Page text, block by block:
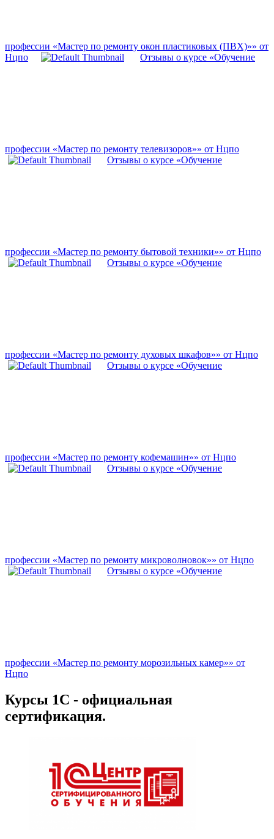
профессии «Мастер по ремонту окон пластиковых (ПВХ)»» от
Нцпо
Отзывы о курсе «Обучение
профессии «Мастер по ремонту телевизоров»» от Нцпо
Отзывы о курсе «Обучение
профессии «Мастер по ремонту бытовой техники»» от Нцпо
Отзывы о курсе «Обучение
профессии «Мастер по ремонту духовых шкафов»» от Нцпо
Отзывы о курсе «Обучение
профессии «Мастер по ремонту кофемашин»» от Нцпо
Отзывы о курсе «Обучение
профессии «Мастер по ремонту микроволновок»» от Нцпо
Отзывы о курсе «Обучение
профессии «Мастер по ремонту морозильных камер»» от
Нцпо
Курсы 1С - официальная
сертификация.